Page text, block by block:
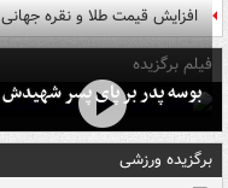
افزایش قیمت طلا و نقره جهانی
فیلم برگزیده
بوسه‌ پدر بر پای پسر شهیدش
برگزیده ورزشی